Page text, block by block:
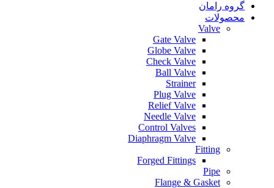
گروه رامان
محصولات
Valve
Gate Valve
Globe Valve
Check Valve
Ball Valve
Strainer
Plug Valve
Relief Valve
Needle Valve
Control Valves
Diaphragm Valve
Fitting
Forged Fittings
Pipe
Flange & Gasket